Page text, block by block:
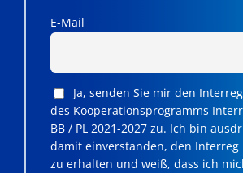
E-Mail
Ja, senden Sie mir den
des Kooperationsprogramms
BB / PL 2021-2027 zu. Ich bin
damit einverstanden, den Interreg
zu erhalten und weiß, dass ich